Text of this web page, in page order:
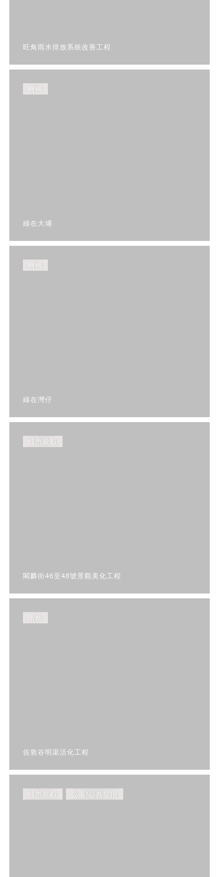
旺角雨水排放系統改善工程
機構
綠在大埔
機構
綠在灣仔
城市景觀
閣麟街46至48號景觀美化工程
濱水
佐敦谷明渠活化工程
城市景觀 公園/公共空間